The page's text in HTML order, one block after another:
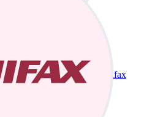
Equifax